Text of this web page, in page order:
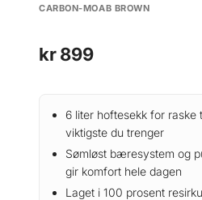
CARBON-MOAB BROWN
kr899
6 liter hoftesekk for raske
viktigste du trenger
Sømløst bæresystem og
gir komfort hele dagen
Laget i 100 prosent